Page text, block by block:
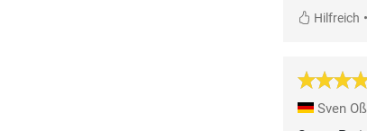
Hilfreich •
Sven